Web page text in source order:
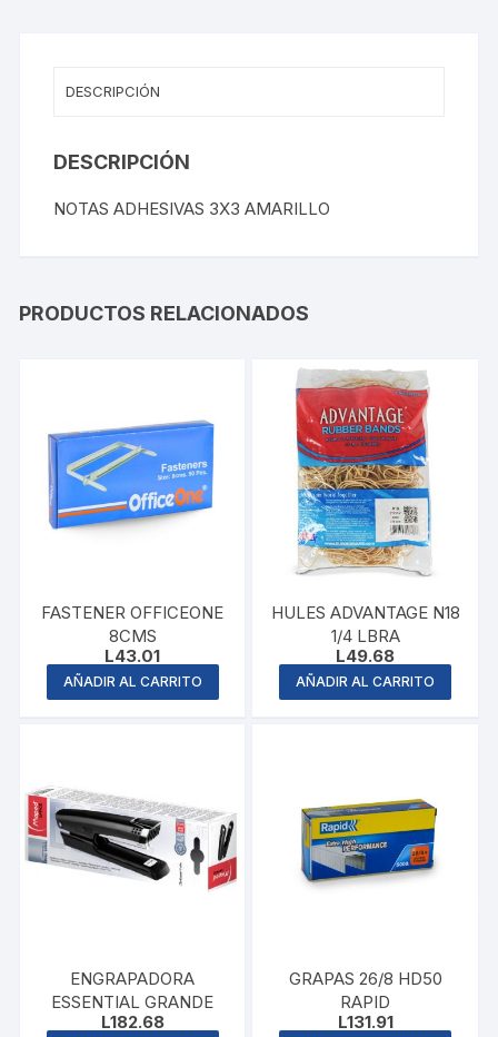
DESCRIPCIÓN
DESCRIPCIÓN
NOTAS ADHESIVAS 3X3 AMARILLO
PRODUCTOS RELACIONADOS
FASTENER OFFICEONE
8CMS
L43.01
AÑADIR AL CARRITO
HULES ADVANTAGE N18
1/4 LBRA
L49.68
AÑADIR AL CARRITO
ENGRAPADORA
ESSENTIAL GRANDE
L182.68
GRAPAS 26/8 HD50
RAPID
L131.91